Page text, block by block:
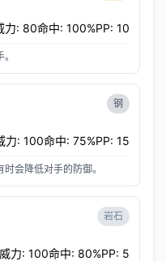
力: 80命中: 100%PP: 10
钢
力: 100命中: 75%PP: 15
会降低对手的防御。
岩石
威力: 100命中: 80%PP: 5